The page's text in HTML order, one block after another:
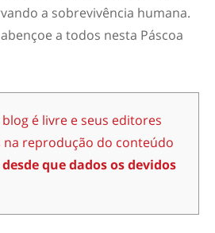
a sobrevivência humana.
a todos nesta Páscoa
é livre e seus editores
na reprodução do conteúdo
desde que dados os devidos